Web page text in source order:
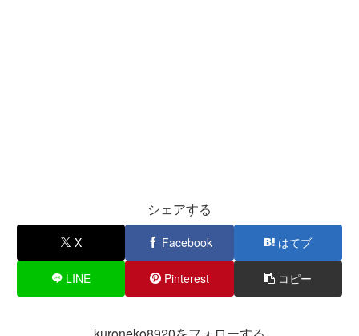
シェアする
X Facebook はてブ
LINE Pinterest コピー